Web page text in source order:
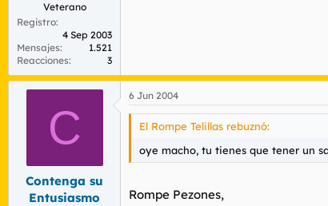
Veterano
Registro
4 Sep 2003
Mensajes
1.521
Reacciones
3
C
Contenga su
Entusiasmo
6 Jun 2004
El Rompe Telillas rebuznó:
oye macho, tu tienes que tener un
Rompe Pezones,